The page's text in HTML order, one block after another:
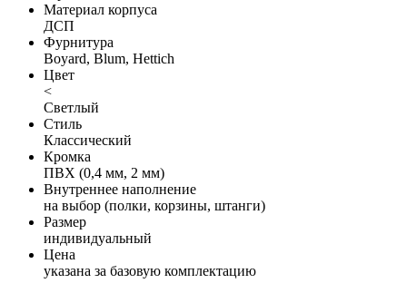
Материал корпуса
ДСП
Фурнитура
Boyard, Blum, Hettich
Цвет
<
Светлый
Стиль
Классический
Кромка
ПВХ (0,4 мм, 2 мм)
Внутреннее наполнение
на выбор (полки, корзины, штанги)
Размер
индивидуальный
Цена
указана за базовую комплектацию